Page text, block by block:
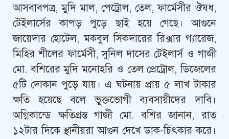
আসবাবপত্র, মুদি মাল, পেট্রোল, তেল, ফার্মেসীর ঔষধ,
টেইলার্সের কাপড় পুড়ে ছাই হয়ে গেছে। আগুনে
জায়েদার হোটেল, মকবুল সিকদারের রিক্সার গ্যারেজ,
মিহির শীলের ফার্মেসী, সুনিল দাসের টেইলার্স ও গাজী
মো. বশিরের মুদি মনোহরি ও তেল প্রেট্রোল, ডিজেলের
৫টি দোকান পুড়ে যায়। এ ঘটনায় প্রায় ৫ লাখ টাকার
ক্ষতি হয়েছে বলে ভুক্তভোগী ব্যবসায়ীদের দাবি।
অগ্নিকান্ডে ক্ষতিগ্রস্ত গাজী মো. বশির জানান, রাত
১২টার দিকে স্থানীয়রা আগুন দেখে ডাক-চিৎকার করে।